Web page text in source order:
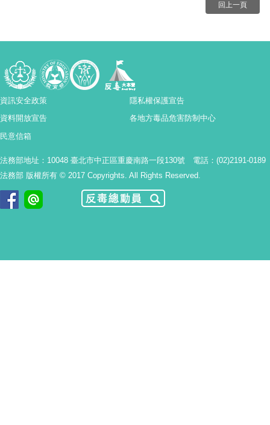
回上一頁
資訊安全政策
隱私權保護宣告
資料開放宣告
各地方毒品危害防制中心
民意信箱
法務部地址：10048 臺北市中正區重慶南路一段130號 電話：(02)2191-0189
法務部 版權所有 © 2017 Copyrights. All Rights Reserved.